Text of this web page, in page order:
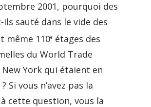
2001, pourquoi des
ils sauté dans le vide des
même 110e étages des
du World Trade
New York qui étaient en
Si vous n’avez pas la
cette question, vous la